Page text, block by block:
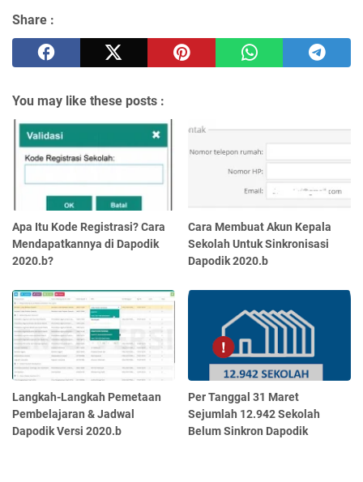
Share :
You may like these posts :
Apa Itu Kode Registrasi? Cara
Mendapatkannya di Dapodik
2020.b?
Cara Membuat Akun Kepala
Sekolah Untuk Sinkronisasi
Dapodik 2020.b
Langkah-Langkah Pemetaan
Pembelajaran & Jadwal
Dapodik Versi 2020.b
Per Tanggal 31 Maret
Sejumlah 12.942 Sekolah
Belum Sinkron Dapodik